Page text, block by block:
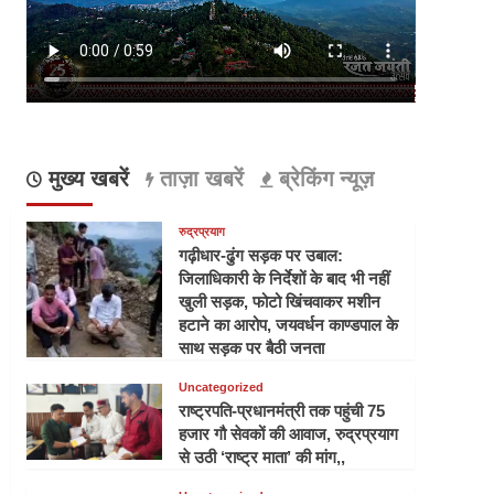
मुख्य खबरें ताज़ा खबरें ब्रेकिंग न्यूज़
रुद्रप्रयाग
गढ़ीधार-ढुंग सड़क पर उबाल:
जिलाधिकारी के निर्देशों के बाद भी नहीं
खुली सड़क, फोटो खिंचवाकर मशीन
हटाने का आरोप, जयवर्धन काण्डपाल के
साथ सड़क पर बैठी जनता
Uncategorized
राष्ट्रपति-प्रधानमंत्री तक पहुंची 75
हजार गौ सेवकों की आवाज, रुद्रप्रयाग
से उठी ‘राष्ट्र माता’ की मांग,,